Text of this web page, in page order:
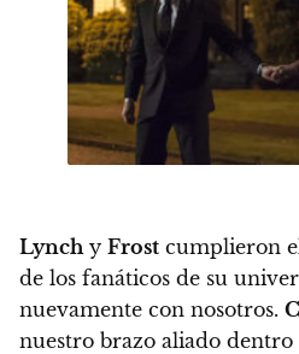
Lynch y Frost cumplieron
de los fanáticos de su
nuevamente con nosotros.
nuestro brazo aliado